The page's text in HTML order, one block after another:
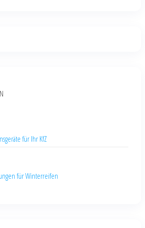
für Ihr KfZ
für Winterreifen